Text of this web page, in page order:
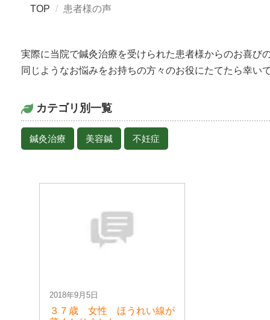
TOP 患者様の声
実際に当院で鍼灸治療を受けられた患者様からのお喜び
同じようなお悩みをお持ちの方々のお役にたてたら幸い
カテゴリ別一覧
鍼灸治療 美容鍼 不妊症
2018年9月5日
３７歳 女性 ほうれい線が